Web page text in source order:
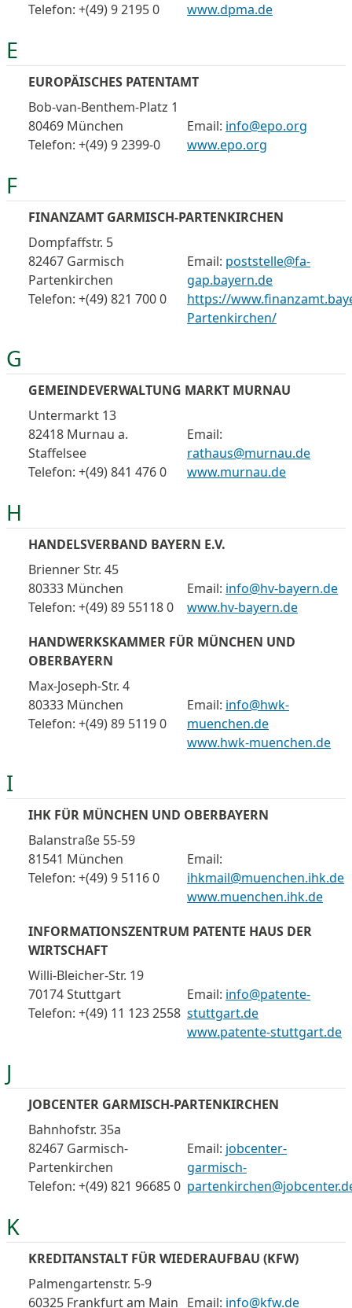
Telefon: +(49) 9 2195 0
www.dpma.de
E
EUROPÄISCHES PATENTAMT
Bob-van-Benthem-Platz 1
80469 München
Telefon: +(49) 9 2399-0
Email: info@epo.org
www.epo.org
F
FINANZAMT GARMISCH-PARTENKIRCHEN
Dompfaffstr. 5
82467 Garmisch
Partenkirchen
Telefon: +(49) 821 700 0
Email: poststelle@fa-
gap.bayern.de
https://
Partenkirchen/
G
GEMEINDEVERWALTUNG MARKT MURNAU
Untermarkt 13
82418 Murnau a.
Staffelsee
Telefon: +(49) 841 476 0
Email:
rathaus@murnau.de
www.murnau.de
H
HANDELSVERBAND BAYERN E.V.
Brienner Str. 45
80333 München
Telefon: +(49) 89 55118 0
Email: info@hv-bayern.de
www.hv-bayern.de
HANDWERKSKAMMER FÜR MÜNCHEN UND
OBERBAYERN
Max-Joseph-Str. 4
80333 München
Telefon: +(49) 89 5119 0
Email: info@hwk-
muenchen.de
www.hwk-muenchen.de
I
IHK FÜR MÜNCHEN UND OBERBAYERN
Balanstraße 55-59
81541 München
Telefon: +(49) 9 5116 0
Email:
ihkmail@muenchen.ihk.de
www.muenchen.ihk.de
INFORMATIONSZENTRUM PATENTE HAUS DER
WIRTSCHAFT
Willi-Bleicher-Str. 19
70174 Stuttgart
Telefon: +(49) 11 123 2558
Email: info@patente-
stuttgart.de
www.patente-stuttgart.de
J
JOBCENTER GARMISCH-PARTENKIRCHEN
Bahnhofstr. 35a
82467 Garmisch-
Partenkirchen
Telefon: +(49) 821 96685 0
Email: jobcenter-
garmisch-
K
KREDITANSTALT FÜR WIEDERAUFBAU (KFW)
Palmengartenstr. 5-9
60325 Frankfurt am Main Email: info@kfw.de